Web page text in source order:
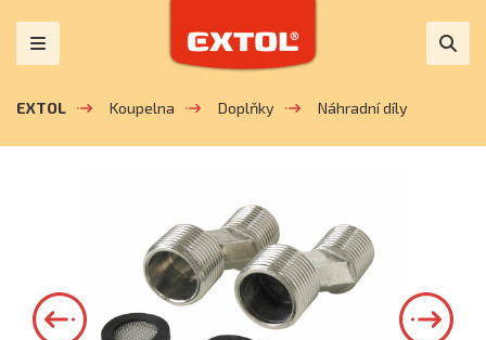
EXTOL Koupelna Doplňky Náhradní díly